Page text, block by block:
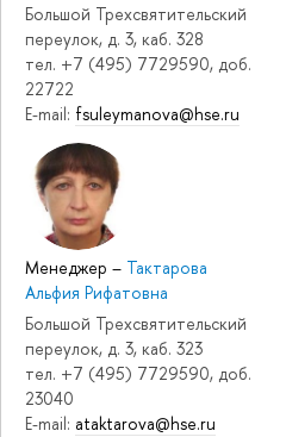
Большой Трехсвятительский
переулок, д. 3, каб. 328
тел. +7 (495) 7729590, доб.
22722
E-mail: fsuleymanova@hse.ru
Менеджер – Тактарова
Альфия Рифатовна
Большой Трехсвятительский
переулок, д. 3, каб. 323
тел. +7 (495) 7729590, доб.
23040
E-mail: ataktarova@hse.ru